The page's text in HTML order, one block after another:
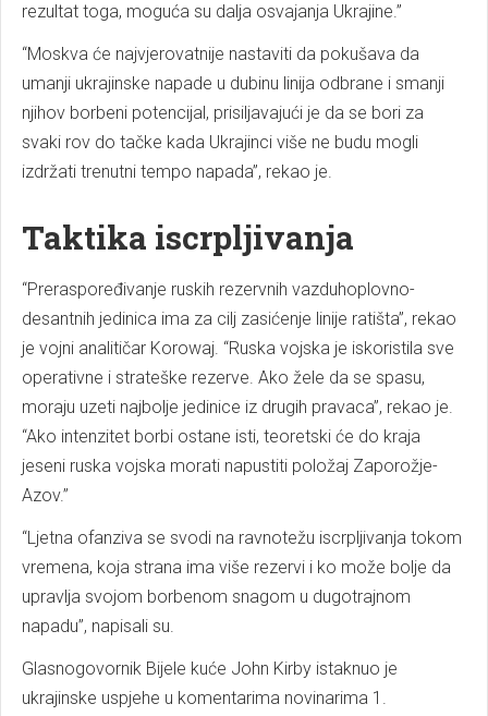
rezultat toga, moguća su dalja osvajanja Ukrajine.”
“Moskva će najvjerovatnije nastaviti da pokušava da
umanji ukrajinske napade u dubinu linija odbrane i smanji
njihov borbeni potencijal, prisiljavajući je da se bori za
svaki rov do tačke kada Ukrajinci više ne budu mogli
izdržati trenutni tempo napada”, rekao je.
Taktika iscrpljivanja
“Preraspoređivanje ruskih rezervnih vazduhoplovno-
desantnih jedinica ima za cilj zasićenje linije ratišta”, rekao
je vojni analitičar Korowaj. “Ruska vojska je iskoristila sve
operativne i strateške rezerve. Ako žele da se spasu,
moraju uzeti najbolje jedinice iz drugih pravaca”, rekao je.
“Ako intenzitet borbi ostane isti, teoretski će do kraja
jeseni ruska vojska morati napustiti položaj Zaporožje-
Azov.”
“Ljetna ofanziva se svodi na ravnotežu iscrpljivanja tokom
vremena, koja strana ima više rezervi i ko može bolje da
upravlja svojom borbenom snagom u dugotrajnom
napadu”, napisali su.
Glasnogovornik Bijele kuće John Kirby istaknuo je
ukrajinske uspjehe u komentarima novinarima 1.